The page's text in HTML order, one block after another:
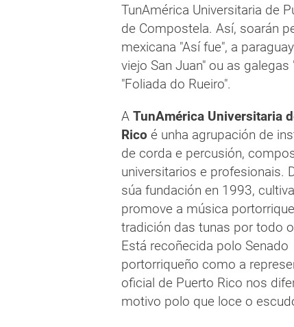
TunAmérica Universitaria de
de Compostela. Así, soarán
mexicana "Así fue", a
viejo San Juan" ou as galegas
"Foliada do Rueiro".
A TunAmérica Universitaria
Rico é unha agrupación de
de corda e percusión,
universitarios e profesionais.
súa fundación en 1993,
promove a música
tradición das tunas por todo
Está recoñecida polo Senado
portorriqueño como a
oficial de Puerto Rico nos
motivo polo que loce o